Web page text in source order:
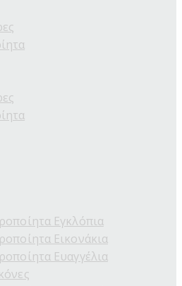
Εγκλόπια
Εικονάκια
Ευαγγέλια